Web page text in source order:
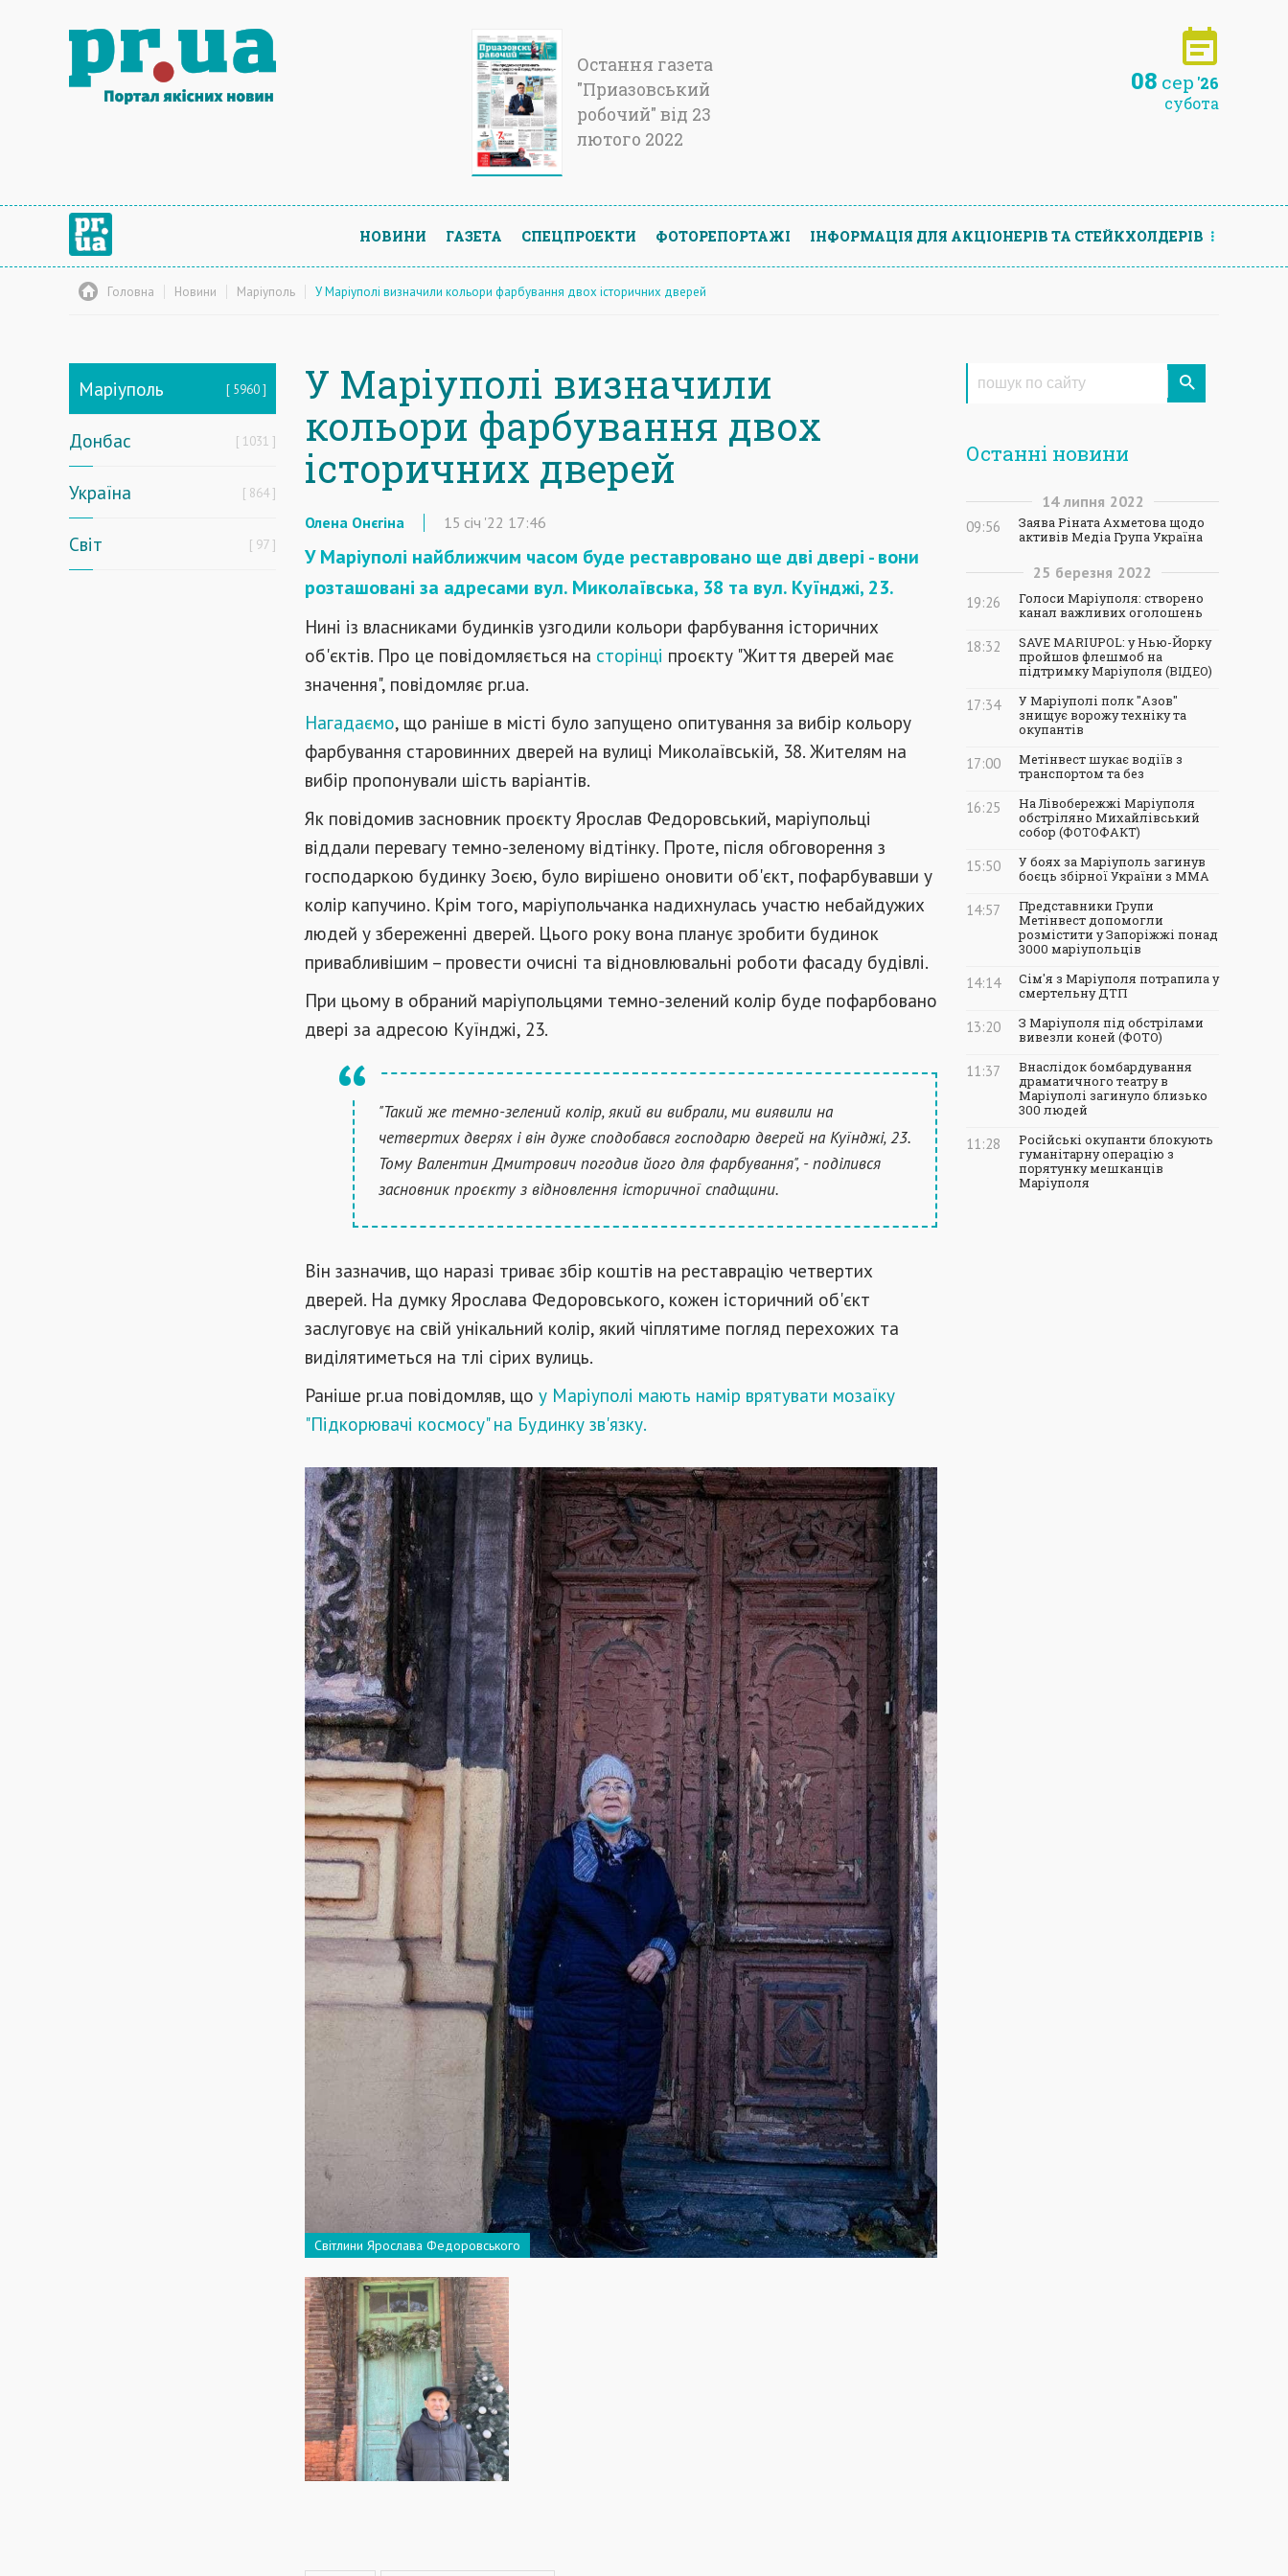
Остання газета
"Приазовський
робочий" від 23
лютого 2022
08 сер '26
субота
НОВИНИ ГАЗЕТА СПЕЦПРОЕКТИ ФОТОРЕПОРТАЖІ ІНФОРМАЦIЯ ДЛЯ АКЦIОНЕРIВ ТА СТЕЙКХОЛДЕРIВ
Головна Новини Маріуполь У Маріуполі визначили кольори фарбування двох історичних дверей
Маріуполь 5960
Донбас 1031
Україна 864
Світ 97
У Маріуполі визначили
кольори фарбування двох
історичних дверей
Олена Онєгіна 15 січ '22 17:46
У Маріуполі найближчим часом буде реставровано ще дві двері - вони
розташовані за адресами вул. Миколаївська, 38 та вул. Куїнджі, 23.
Нині із власниками будинків узгодили кольори фарбування історичних
об'єктів. Про це повідомляється на сторінці проєкту "Життя дверей має
значення", повідомляє pr.ua.
Нагадаємо, що раніше в місті було запущено опитування за вибір кольору
фарбування старовинних дверей на вулиці Миколаївській, 38. Жителям на
вибір пропонували шість варіантів.
Як повідомив засновник проєкту Ярослав Федоровський, маріупольці
віддали перевагу темно-зеленому відтінку. Проте, після обговорення з
господаркою будинку Зоєю, було вирішено оновити об'єкт, пофарбувавши у
колір капучино. Крім того, маріупольчанка надихнулась участю небайдужих
людей у збереженні дверей. Цього року вона планує зробити будинок
привабливішим – провести очисні та відновлювальні роботи фасаду будівлі.
При цьому в обраний маріупольцями темно-зелений колір буде пофарбовано
двері за адресою Куїнджі, 23.
"Такий же темно-зелений колір, який ви вибрали, ми виявили на
четвертих дверях і він дуже сподобався господарю дверей на Куїнджі, 23.
Тому Валентин Дмитрович погодив його для фарбування", - поділився
засновник проєкту з відновлення історичної спадщини.
Він зазначив, що наразі триває збір коштів на реставрацію четвертих
дверей. На думку Ярослава Федоровського, кожен історичний об'єкт
заслуговує на свій унікальний колір, який чіплятиме погляд перехожих та
виділятиметься на тлі сірих вулиць.
Раніше pr.ua повідомляв, що у Маріуполі мають намір врятувати мозаїку
"Підкорювачі космосу" на Будинку зв'язку.
Світлини Ярослава Федоровського
Останні новини
14 липня 2022
09:56
Заява Ріната Ахметова щодо
активів Медіа Група Україна
25 березня 2022
19:26
Голоси Маріуполя: створено
канал важливих оголошень
18:32
SAVE MARIUPOL: у Нью-Йорку
пройшов флешмоб на
підтримку Маріуполя (ВІДЕО)
17:34
У Маріуполі полк "Азов"
знищує ворожу техніку та
окупантів
17:00
Метінвест шукає водіїв з
транспортом та без
16:25
На Лівобережжі Маріуполя
обстріляно Михайлівський
собор (ФОТОФАКТ)
15:50
У боях за Маріуполь загинув
боєць збірної України з ММА
14:57
Представники Групи
Метінвест допомогли
розмістити у Запоріжжі понад
3000 маріупольців
14:14
Сім'я з Маріуполя потрапила у
смертельну ДТП
13:20
З Маріуполя під обстрілами
вивезли коней (ФОТО)
11:37
Внаслідок бомбардування
драматичного театру в
Маріуполі загинуло близько
300 людей
11:28
Російські окупанти блокують
гуманітарну операцію з
порятунку мешканців
Маріуполя